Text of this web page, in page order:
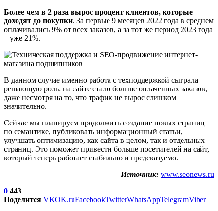
Более чем в 2 раза вырос процент клиентов, которые
доходят до покупки. За первые 9 месяцев 2022 года в среднем
оплачивались 9% от всех заказов, а за тот же период 2023 года
– уже 21%.
В данном случае именно работа с техподдержкой сыграла
решающую роль: на сайте стало больше оплаченных заказов,
даже несмотря на то, что трафик не вырос слишком
значительно.
Сейчас мы планируем продолжить создание новых страниц
по семантике, публиковать информационный статьи,
улучшать оптимизацию, как сайта в целом, так и отдельных
страниц. Это поможет привести больше посетителей на сайт,
который теперь работает стабильно и предсказуемо.
Источник: www.seonews.ru
0 443
Поделится VKOK.ruFacebookTwitterWhatsAppTelegramViber